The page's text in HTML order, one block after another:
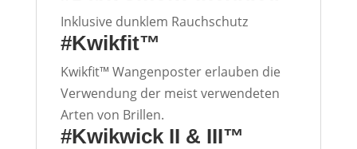
Inklusive dunklem Rauchschutz
#Kwikfit™
Kwikfit™ Wangenposter erlauben die
Verwendung der meist verwendeten
Arten von Brillen.
#Kwikwick II & III™